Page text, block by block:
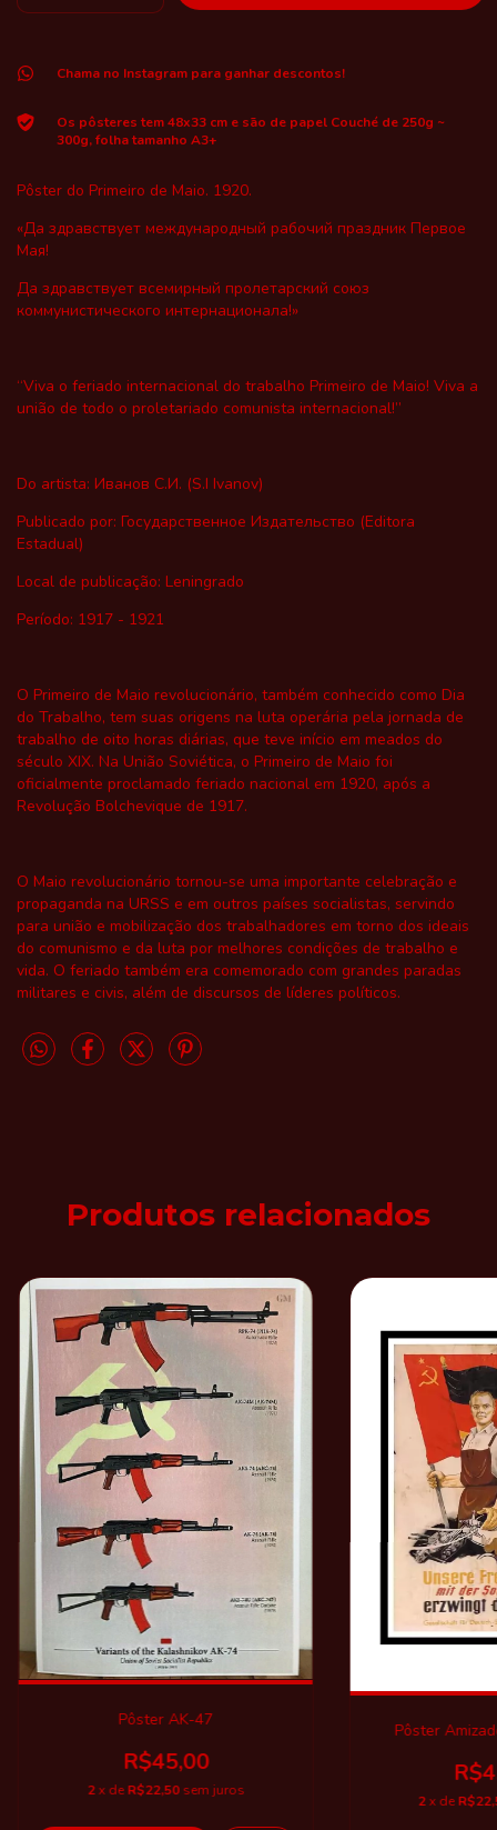
Chama no Instagram para ganhar descontos!
Os pôsteres tem 48x33 cm e são de papel Couché de 250g ~
300g, folha tamanho A3+
Pôster do Primeiro de Maio. 1920.
«Да здравствует международный рабочий праздник Первое
Мая!
Да здравствует всемирный пролетарский союз
коммунистического интернационала!»
“Viva o feriado internacional do trabalho Primeiro de Maio! Viva a
união de todo o proletariado comunista internacional!”
Do artista: Иванов С.И. (S.I Ivanov)
Publicado por: Государственное Издательство (Editora
Estadual)
Local de publicação: Leningrado
Período: 1917 - 1921
O Primeiro de Maio revolucionário, também conhecido como Dia
do Trabalho, tem suas origens na luta operária pela jornada de
trabalho de oito horas diárias, que teve início em meados do
século XIX. Na União Soviética, o Primeiro de Maio foi
oficialmente proclamado feriado nacional em 1920, após a
Revolução Bolchevique de 1917.
O Maio revolucionário tornou-se uma importante celebração e
propaganda na URSS e em outros países socialistas, servindo
para união e mobilização dos trabalhadores em torno dos ideais
do comunismo e da luta por melhores condições de trabalho e
vida. O feriado também era comemorado com grandes paradas
militares e civis, além de discursos de líderes políticos.
Produtos relacionados
Pôster AK-47
R$45,00
2 x deR$22,50 sem juros
Pôster
2x de